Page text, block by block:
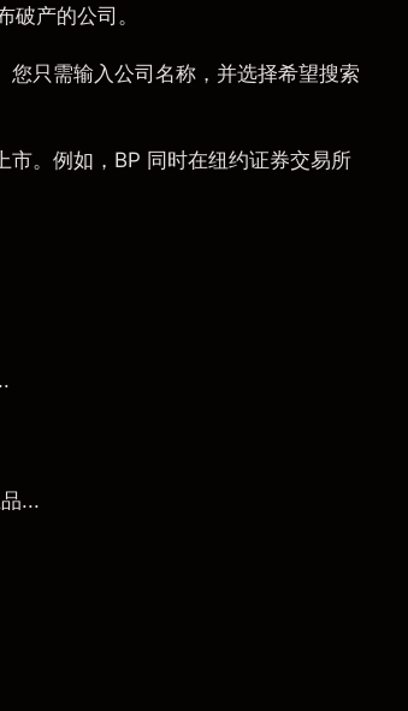
产的公司。
只需输入公司名称，并选择希望搜索
市。例如，BP 同时在纽约证券交易所
...